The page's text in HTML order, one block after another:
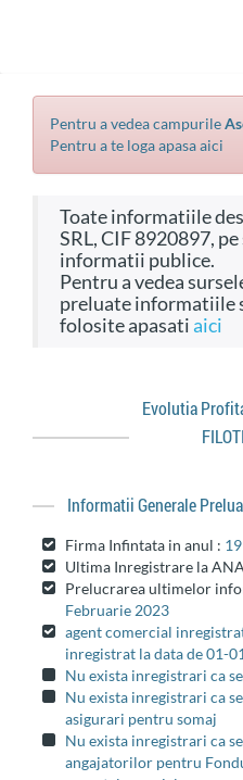
Pentru a vedea campurile
Pentru a te loga apasa aici
Toate informatiile despre firma FILOTIB
SRL, CIF 8920897,
informatii publice.
Pentru a vedea sursele de unde au fost
preluate informatiile
folosite apasatiaici
Evolutia
Informatii Generale
Firma Infintata in anul :
Ultima Inregistrare la
Prelucrarea ultimelor
Februarie 2023
agent comercial
inregistrat la data de 01-
Nu exista inregistrari ca
Nu exista inregistrari ca
asigurari pentru somaj
Nu exista inregistrari ca
angajatorilor pentru